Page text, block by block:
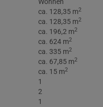
ca. 128,35 m2
ca. 128,35 m2
ca. 196,2 m2
ca. 624 m2
ca. 335 m2
ca. 67,85 m2
ca. 15 m2
1
2
1